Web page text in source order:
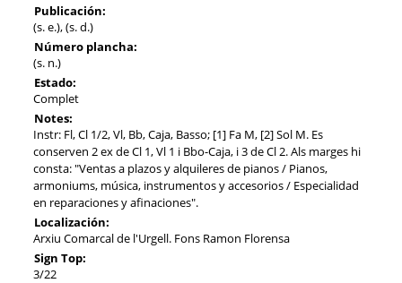
Publicación:
(s. e.), (s. d.)
Número plancha:
(s. n.)
Estado:
Complet
Notes:
Instr: Fl, Cl 1/2, Vl, Bb, Caja, Basso; [1] Fa M, [2] Sol M. Es
conserven 2 ex de Cl 1, Vl 1 i Bbo-Caja, i 3 de Cl 2. Als marges hi
consta: "Ventas a plazos y alquileres de pianos / Pianos,
armoniums, música, instrumentos y accesorios / Especialidad
en reparaciones y afinaciones".
Localización:
Arxiu Comarcal de l'Urgell. Fons Ramon Florensa
Sign Top:
3/22